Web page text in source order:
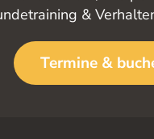
&
Termine &